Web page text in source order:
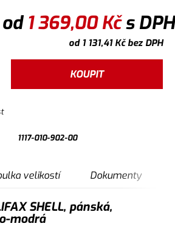
od1 369,00Kčs DPH
od 1 131,41Kčbez DPH
KOUPIT
1117-010-902-00
velikostí Dokumenty
SHELL, pánská,
modrá